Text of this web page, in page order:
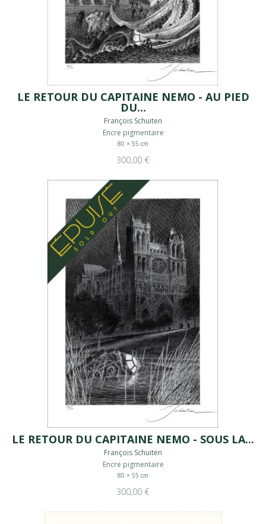
LE RETOUR DU CAPITAINE NEMO - AU PIED
DU...
François Schuiten
Encre pigmentaire
80 × 55 cm
300,00 €
LE RETOUR DU CAPITAINE NEMO - SOUS LA...
François Schuiten
Encre pigmentaire
80 × 55 cm
300,00 €